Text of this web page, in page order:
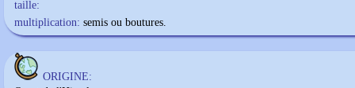
taille:
multiplication: semis ou boutures.
ORIGINE: